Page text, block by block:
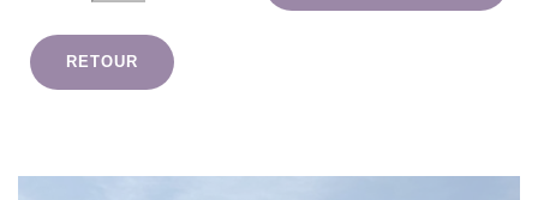
RETOUR